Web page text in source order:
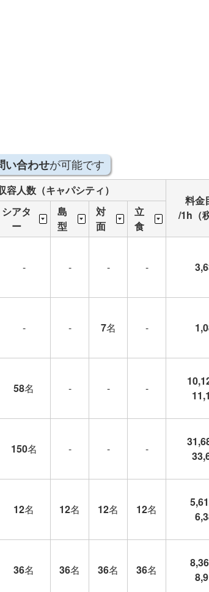
い合わせが可能です
容人数（キャパシティ）
料金
/1h（
シアタ
ー
島
型
対
面
立
食
- - - -
- - 7名 -
58名 - - -
150名 - - -
12名 12名 12名 12名
36名 36名 36名 36名